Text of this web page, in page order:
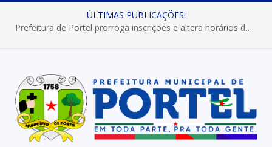
ÚLTIMAS PUBLICAÇÕES:
Prefeitura de Portel prorroga inscrições e altera horários dos concursos “Musa” e “Miss Mix Verão 2026”